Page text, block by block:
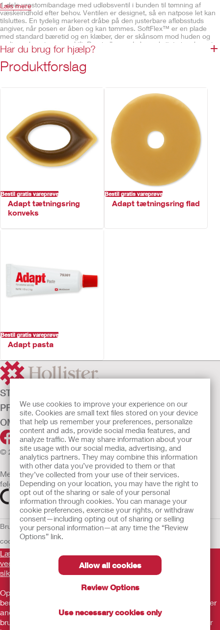
We use cookies to improve your experience on our
site. Cookies are small text files stored on your device
that help us remember your preferences, personalize
content and ads, provide social media features, and
analyze traffic. We may share information about your
site usage with our social media, advertising, and
analytics partners. They may combine this information
with other data you’ve provided to them or that
they’ve collected from your use of their services.
Depending on your location, you may have the right to
opt out of the sharing or sale of your personal
information through cookies. You can manage your
cookie preferences, exercise your rights, or withdraw
consent—including opting out of sharing or selling
your personal information—at any time the “Review
Options” link.
Allow all cookies
Review Options
Use necessary cookies only
1-dels urostomibandage med udløbsventil i bunden til tømning af
væskeindhold efter behov. Ventilen er designet, så en natpose let kan
tilsluttes. En tydelig markeret dråbe på den justerbare afløbsstuds
angiver, når posen er åben og kan tømmes. SoftFlex™ er en plade
med standard bæretid og en klæber, der er skånsom mod huden og
muliggør hyppige poseskift. Den indbyggede konveksitet giver kan give
ekstra sikkerhed og hudbeskyttelse ved tilbagetrukket, indsunket og
skyllestomi. Blødt, farvet ComfortWear™ stoflag øger komfort og
diskretion.
Hygiejnisk og brugervenlig afløbsstuds med markeret
dråbeindikator
Bredt hul med åbning designet til passage af eventuelle
slimpropper i urinen
Afløbsstuds designet til nem tilslutning til en natpose
Envejstilbageløbsventil forhindrer, at væskeindhold løber tilbage
mod stomien
Integrerede bælteører for nem fastgørelse af et stomibælte
ComfortWear™ stoflag
Klar – kun på kropssiden
Farvet – begge sider
Fås som opklippelig eller med fast hulstørrelse
Læs mere
Har du brug for hjælp?
Produktforslag
Bestil gratis vareprøve
Adapt tætningsring
konveks
Bestil gratis vareprøve
Adapt tætningsring flad
Bestil gratis vareprøve
Adapt pasta
STOMIPLEJE
PRODUKTER
OM OS
© 2026 Hollister Incorporated
Medicinsk udstyr, der sælges i EU, er mærket med et af
følgende symboler
Brugsvilkår Politik om beskyttelse af personlige oplysningerBrug af
cookiesEU Whistleblower Notice
Læs venligst brugsvejledningen inden brug for information
vedrørende brug, kontraindikationer, advarsler,
sikkerhedsforanstaltninger og instruktioner.
Oplysningerne heri udgør ikke lægehjælp, og de er ikke
beregnet som erstatning for rådgivning fra din egen læge eller
andre udbydere af sundhedsydelser. Oplysningerne må ikke
bruges som hjælp ved behov for akut lægehjælp. Hvis du har